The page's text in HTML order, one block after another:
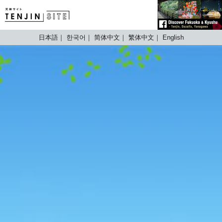
TENJIN SITE
日本語 한국어 简体中文 繁体中文 English